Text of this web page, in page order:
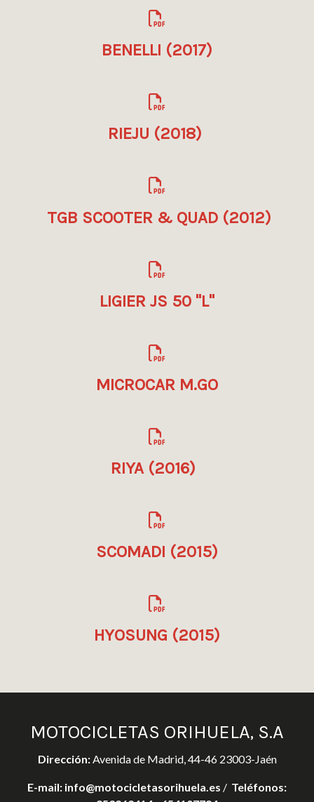
BENELLI (2017)
RIEJU (2018)
TGB SCOOTER & QUAD (2012)
LIGIER JS 50 "L"
MICROCAR M.GO
RIYA (2016)
SCOMADI (2015)
HYOSUNG (2015)
MOTOCICLETAS ORIHUELA, S.A
Dirección:Avenida de Madrid, 44-46 23003-Jaén
E-mail: info@motocicletasorihuela.es / Teléfonos: